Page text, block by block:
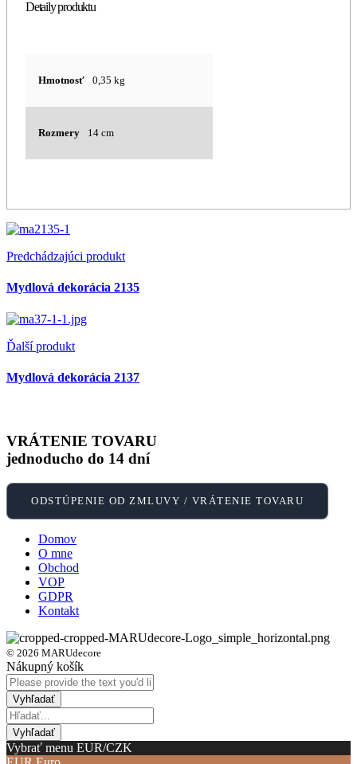
Hmotnosť 0,35 kg
Rozmery 14 cm
Predchádzajúci produkt
Mydlová dekorácia 2135
Ďalší produkt
Mydlová dekorácia 2137
VRÁTENIE TOVARU
jednoducho do 14 dní
ODSTÚPENIE OD ZMLUVY / VRÁTENIE TOVARU
Domov
O mne
Obchod
VOP
GDPR
Kontakt
© 2026 MARUdecore
Nákupný košík
Vybrať menu EUR/CZK